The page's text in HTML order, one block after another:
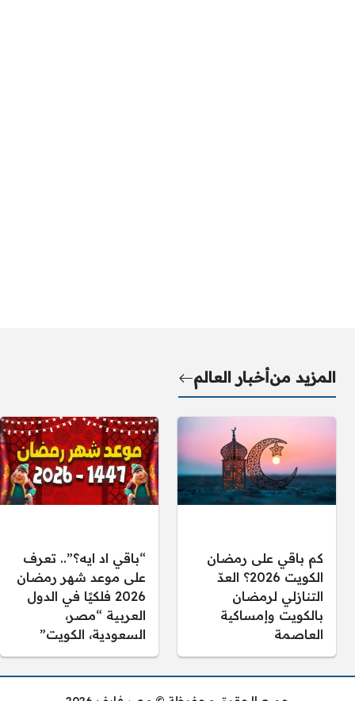
المزيد منأخبار العالم
كم باقي على رمضان
الكويت 2026؟ العدّ
التنازلي لرمضان
بالكويت وإمساكية
العاصمة
“باقي اد ايه؟”.. تعرف
على موعد شهر رمضان
2026 فلكيًا في الدول
العربية “مصر،
السعودية، الكويت”